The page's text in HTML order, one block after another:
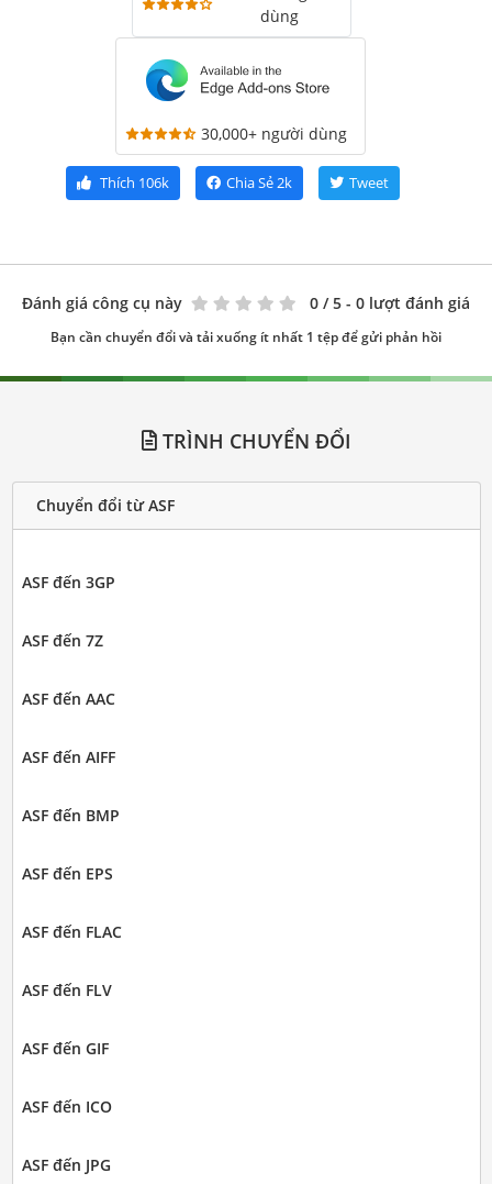
dùng
30,000+ người dùng
Thích 106k Chia Sẻ2k Tweet
Đánh giá công cụ này 0 / 5 - 0 lượt đánh giá
Bạn cần chuyển đổi và tải xuống ít nhất 1 tệp để gửi phản hồi
TRÌNH CHUYỂN ĐỔI
Chuyển đổi từ ASF
ASF đến 3GP
ASF đến 7Z
ASF đến AAC
ASF đến AIFF
ASF đến BMP
ASF đến EPS
ASF đến FLAC
ASF đến FLV
ASF đến GIF
ASF đến ICO
ASF đến JPG